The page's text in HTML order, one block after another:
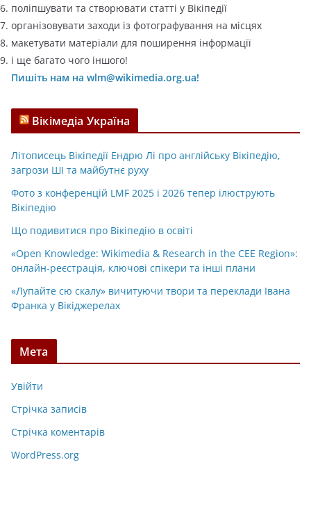
поліпшувати та створювати статті у Вікіпедії
організовувати заходи із фотографування на місцях
макетувати матеріали для поширення інформації
і ще багато чого іншого!
Пишіть нам на wlm@wikimedia.org.ua!
Вікімедіа Україна
Літописець Вікіпедії Ендрю Лі про англійську Вікіпедію,
загрози ШІ та майбутнє руху
Фото з конференцій LMF 2025 і 2026 тепер ілюструють
Вікіпедію
Що подивитися про Вікіпедію в освіті
«Open Knowledge: Wikimedia & Research in the CEE Region»:
онлайн-реєстрація, ключові спікери та інші плани
«Лупайте сю скалу» вичитуючи твори та переклади Івана
Франка у Вікіджерелах
Мета
Увійти
Стрічка записів
Стрічка коментарів
WordPress.org